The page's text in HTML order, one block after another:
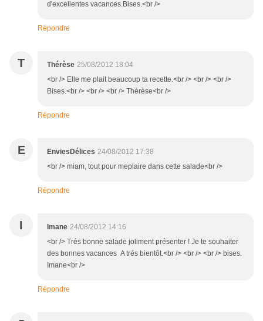
d'excellentes vacances.Bises.<br />
Répondre
T Thérèse 25/08/2012 18:04
<br /> Elle me plait beaucoup ta recette.<br /> <br /> <br />
Bises.<br /> <br /> <br /> Thérèse<br />
Répondre
E EnviesDélices 24/08/2012 17:38
<br /> miam, tout pour meplaire dans cette salade<br />
Répondre
I Imane 24/08/2012 14:16
<br /> Trés bonne salade joliment présenter ! Je te souhaiter
des bonnes vacances A trés bientôt.<br /> <br /> <br /> bises.
Imane<br />
Répondre